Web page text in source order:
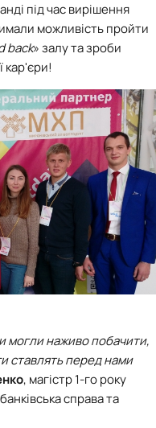
під час вирішення
можливість пройти
back» залу та зроби
кар'єри!
могли наживо побачити,
ставлять перед нами
, магістр 1-го року
справа та